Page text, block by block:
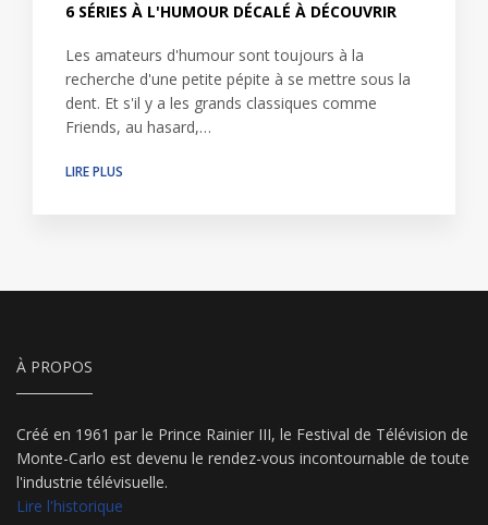
6 SÉRIES À L'HUMOUR DÉCALÉ À DÉCOUVRIR
Les amateurs d'humour sont toujours à la
recherche d'une petite pépite à se mettre sous la
dent. Et s'il y a les grands classiques comme
Friends, au hasard,…
LIRE PLUS
À PROPOS
Créé en 1961 par le Prince Rainier III, le Festival de Télévision de
Monte-Carlo est devenu le rendez-vous incontournable de toute
l'industrie télévisuelle.
Lire l'historique